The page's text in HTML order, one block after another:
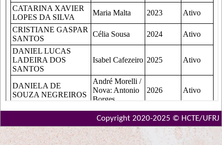
Copyright 2020-2025 © HCTE/UFRJ